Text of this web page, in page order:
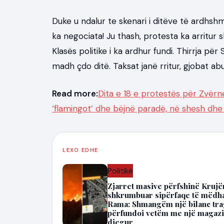
Duke u ndalur te skenari i ditëve të
ka negociata! Ju thash, protesta ka arritur
Klasës politike i ka ardhur fundi. Thirrja për
madh çdo ditë. Taksat janë rritur, gjobat
Read more:Dita e 18 e protestës për
‘flamingot’ dhe bëjnë paradë, në shesh
LEXO EDHE
Politikë
Zjarret masive përfshinë
shkrumbuar sipërfaqe të
Rama: Shmangëm një bilanc
përfundoi vetëm me një